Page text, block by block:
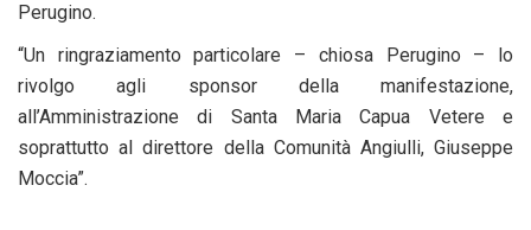
Perugino.
“Un ringraziamento particolare – chiosa Perugino – lo
rivolgo agli sponsor della manifestazione,
all’Amministrazione di Santa Maria Capua Vetere e
soprattutto al direttore della Comunità Angiulli, Giuseppe
Moccia”.